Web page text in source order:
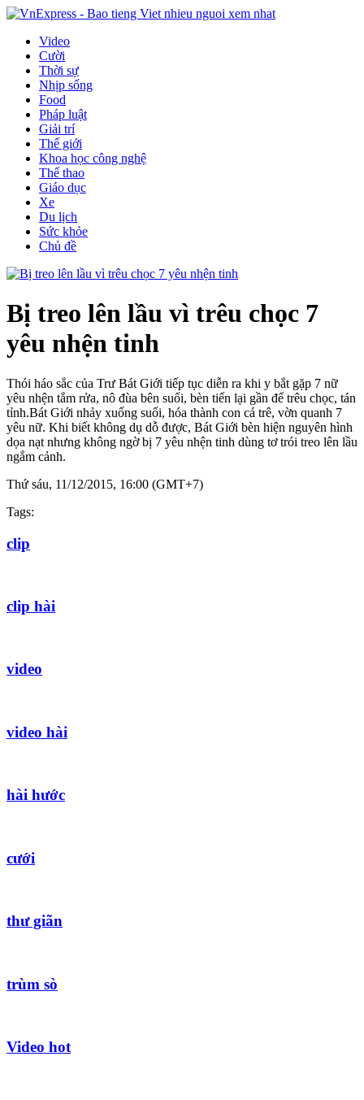
Video
Cười
Thời sự
Nhịp sống
Food
Pháp luật
Giải trí
Thế giới
Khoa học công nghệ
Thể thao
Giáo dục
Xe
Du lịch
Sức khỏe
Chủ đề
Bị treo lên lầu vì trêu chọc 7
yêu nhện tinh
Thói háo sắc của Trư Bát Giới tiếp tục diễn ra khi y bắt gặp 7 nữ
yêu nhện tắm rửa, nô đùa bên suối, bèn tiến lại gần để trêu chọc, tán
tỉnh.Bát Giới nhảy xuống suối, hóa thành con cá trê, vờn quanh 7
yêu nữ. Khi biết không dụ dỗ được, Bát Giới bèn hiện nguyên hình
dọa nạt nhưng không ngờ bị 7 yêu nhện tinh dùng tơ trói treo lên lầu
ngắm cảnh.
Thứ sáu, 11/12/2015, 16:00 (GMT+7)
Tags:
clip
clip hài
video
video hài
hài hước
cưới
thư giãn
trùm sò
Video hot